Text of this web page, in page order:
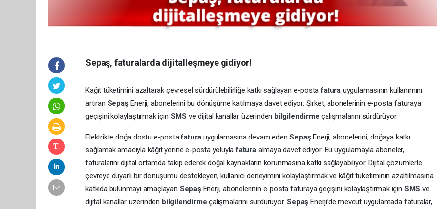
Sepaş, faturalarda dijitalleşmeye gidiyor!
Kağıt tüketimini azaltarak çevresel sürdürülebilirliğe katkı sağlayan e-postafatura uygulamasının kullanımını
artıran SepaşEnerji, abonelerini bu dönüşüme katılmaya davet ediyor. Şirket, abonelerinin e-posta faturaya
geçişini kolaylaştırmak için SMS ve dijital kanallar üzerinden bilgilendirmeçalışmalarını sürdürüyor.
Elektrikte doğa dostu e-postafatura uygulamasına devam edenSepaşEnerji, abonelerini, doğaya katkı
sağlamak amacıyla kâğıt yerine e-posta yoluylafatura almaya davet ediyor. Bu uygulamayla aboneler,
faturalarını dijital ortamda takip ederek doğal kaynakların korunmasına katkı sağlayabiliyor. Dijital çözümlerle
çevreye duyarlı bir dönüşümü destekleyen, kullanıcı deneyimini kolaylaştırmak ve kâğıt tüketiminin azaltılmasına
katkıda bulunmayı amaçlayan Sepaş Enerji, abonelerinin e-posta faturaya geçişini kolaylaştırmak için SMS ve
dijital kanallar üzerinden bilgilendirmeçalışmalarını sürdürüyor.SepaşEnerji’de mevcut uygulamada faturalar,